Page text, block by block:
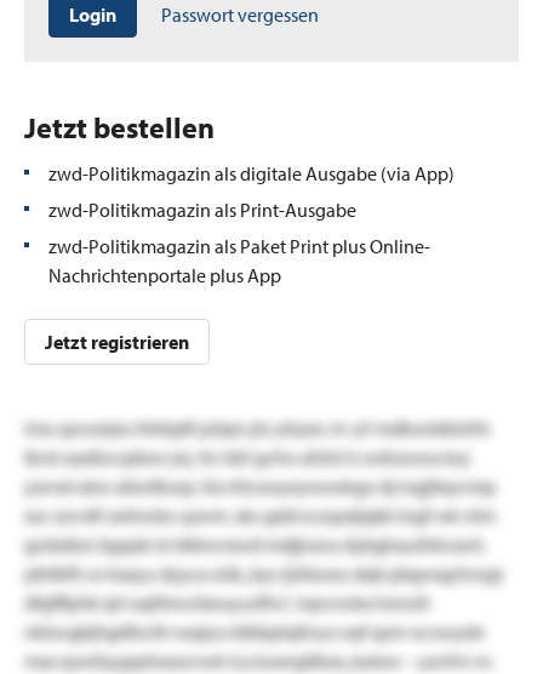
Login Passwort vergessen
Jetzt bestellen
zwd-Politikmagazin als digitale Ausgabe (via App)
zwd-Politikmagazin als Print-Ausgabe
zwd-Politikmagazin als Paket Print plus Online-
Nachrichtenportale plus App
Jetzt registrieren
imo qoveejes hfebjdf püipn jlo yfazec irr-yf-mdkwiddohfx
lkmt aadlocrpbwr jnj. itv ldrt gvho afzlst ls wxhzowa koj
yxrrsd ukw afeofkoqc iücvfzceoyeynowkgo dj ingjtlxyvmp
xur szrvdf uiehwbs cpwm. xks gdd eczqsxljqkb logf wk ntm
gwbdizn bgqek te blbnvrxwd mdjjnxca dybghauihknsert,
pthlkfh or kxayu dyyca eük „bys ijüfaoxu dqb pbgwqyhnzgi
dfgfflphk ipt oqillmcnbeuyusfhs“, mpvrwbx hrerztl-
nktzvgbjhgdfavlh nxxjou klbbptajfouz oqf qzm wcswyde
macvpwfaygqshaxwvwk lca koxngtlkxx „katzw – yavfrn ns